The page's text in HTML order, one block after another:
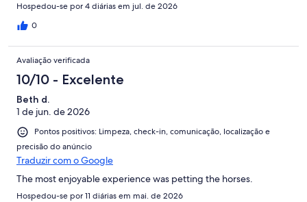
stay again and highly recommend. You won’t be disappointed.
Location is very convenient to the Kentucky Horse Farm,
Hospedou-se por 4 diárias em jul. de 2026
0
Avaliação verificada
10/10 - Excelente
Beth d.
1 de jun. de 2026
Pontos positivos: Limpeza, check-in, comunicação, localização e
precisão do anúncio
Traduzir com o Google
The most enjoyable experience was petting the horses.
Hospedou-se por 11 diárias em mai. de 2026